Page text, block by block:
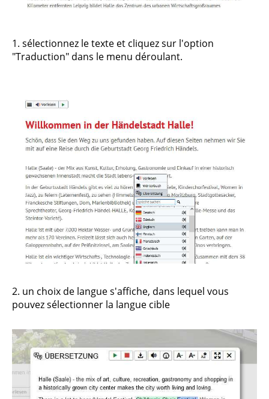
1. sélectionnez le texte et cliquez sur l'option
"Traduction" dans le menu déroulant.
2. un choix de langue s'affiche, dans lequel vous
pouvez sélectionner la langue cible